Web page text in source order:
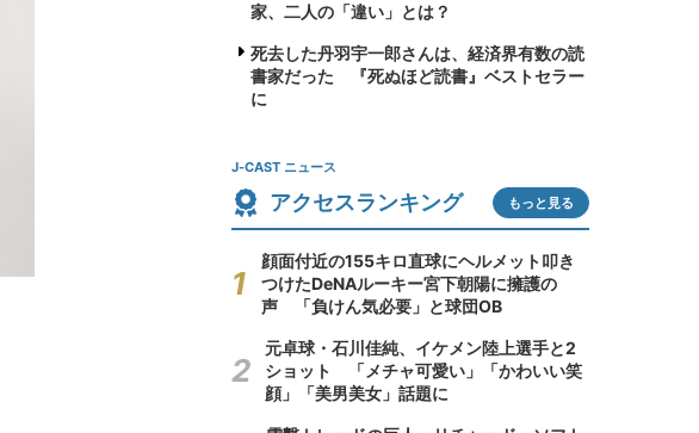
家、二人の「違い」とは？
死去した丹羽宇一郎さんは、経済界有数の読
書家だった 『死ぬほど読書』ベストセラー
に
J-CAST ニュース
アクセスランキング もっと見る
顔面付近の155キロ直球にヘルメット叩き
つけたDeNAルーキー宮下朝陽に擁護の
声 「負けん気必要」と球団OB
元卓球・石川佳純、イケメン陸上選手と2
ショット 「メチャ可愛い」「かわいい笑
顔」「美男美女」話題に